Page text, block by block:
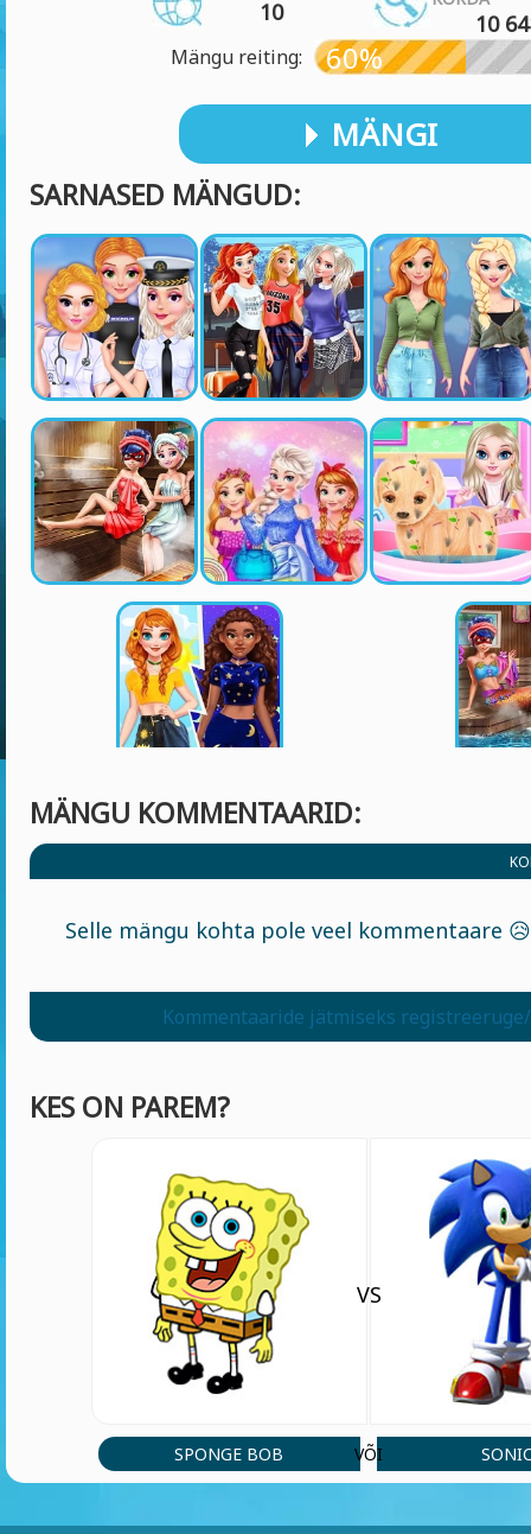
10 10
Mängu reiting: 60%
MÄNGI
SARNASED MÄNGUD:
MÄNGU KOMMENTAARID:
Selle mängu kohta pole veel kommentaare
Kommentaaride jätmiseks
KES ON PAREM?
SPONGE BOB
VS
VÕI